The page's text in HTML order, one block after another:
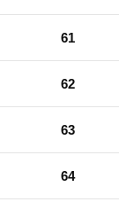
61
62
63
64